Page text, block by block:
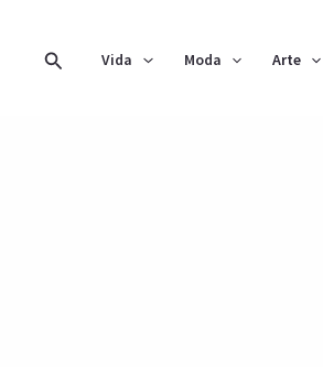
Pesquisar
Vida Moda Arte